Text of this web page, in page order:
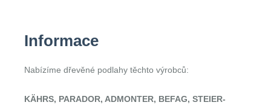
Informace
Nabízíme dřevěné podlahy těchto výrobců:
KÄHRS, PARADOR, ADMONTER, BEFAG, STEIER-